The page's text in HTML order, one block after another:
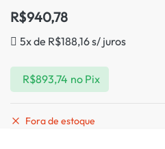
R$940,78
5x de R$188,16s/ juros
R$893,74 no Pix
Fora de estoque